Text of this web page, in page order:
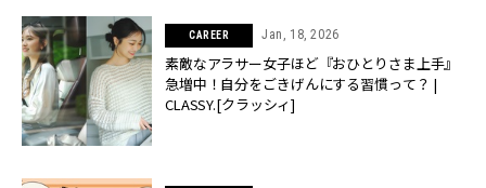
CAREER Jan, 18, 2026
素敵なアラサー女子ほど『おひとりさま上手』
急増中！自分をごきげんにする習慣って？ |
CLASSY.[クラッシィ]